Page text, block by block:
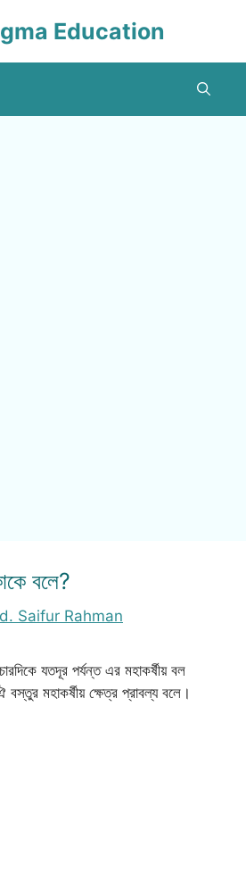
Education
বলে?
Saifur Rahman
যতদূর পর্যন্ত এর মহাকর্ষীয় বল
মহাকর্ষীয় ক্ষেত্র প্রাবল্য বলে।